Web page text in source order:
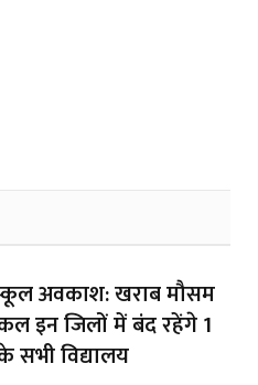
अवकाश: खराब मौसम
इन जिलों में बंद रहेंगे 1
विद्यालय